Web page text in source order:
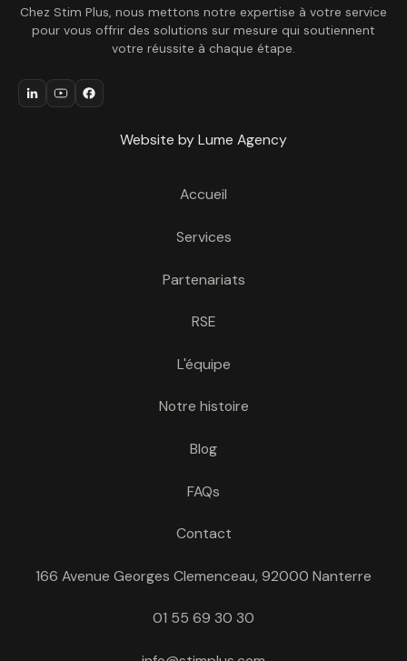
Chez Stim Plus, nous mettons notre expertise à votre service
pour vous offrir des solutions sur mesure qui soutiennent
votre réussite à chaque étape.
Website by Lume Agency
Accueil
Services
Partenariats
RSE
L'équipe
Notre histoire
Blog
FAQs
Contact
166 Avenue Georges Clemenceau, 92000 Nanterre
01 55 69 30 30